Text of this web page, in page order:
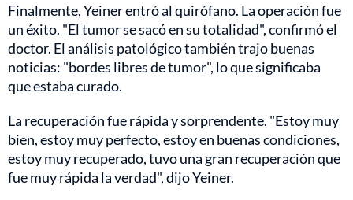
Finalmente, Yeiner entró al quirófano. La operación fue
un éxito. "El tumor se sacó en su totalidad", confirmó el
doctor. El análisis patológico también trajo buenas
noticias: "bordes libres de tumor", lo que significaba
que estaba curado.
La recuperación fue rápida y sorprendente. "Estoy muy
bien, estoy muy perfecto, estoy en buenas condiciones,
estoy muy recuperado, tuvo una gran recuperación que
fue muy rápida la verdad", dijo Yeiner.